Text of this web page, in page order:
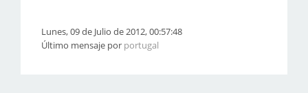
Lunes, 09 de Julio de 2012, 00:57:48
Último mensaje por portugal